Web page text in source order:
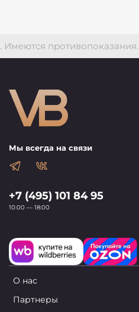
противопоказания.
О нас
Партнеры
Мы всегда на связи
+7 (495) 101 84 95
10:00 — 18:00